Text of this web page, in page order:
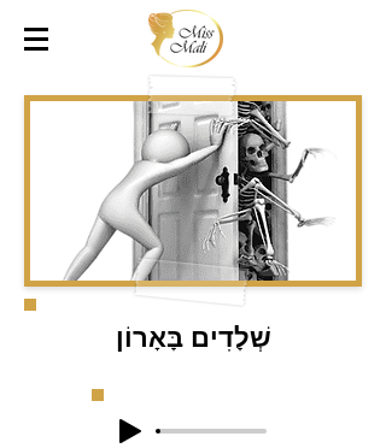
שְׁלָדִים בָּאָרוֹן